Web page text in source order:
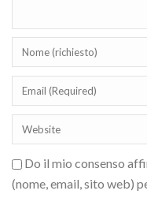
Do il mio consenso
(nome, email, sito web)